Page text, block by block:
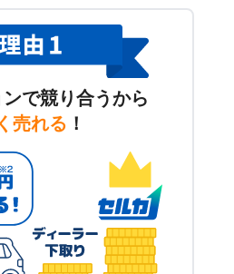
で競り合うから
売れる ！